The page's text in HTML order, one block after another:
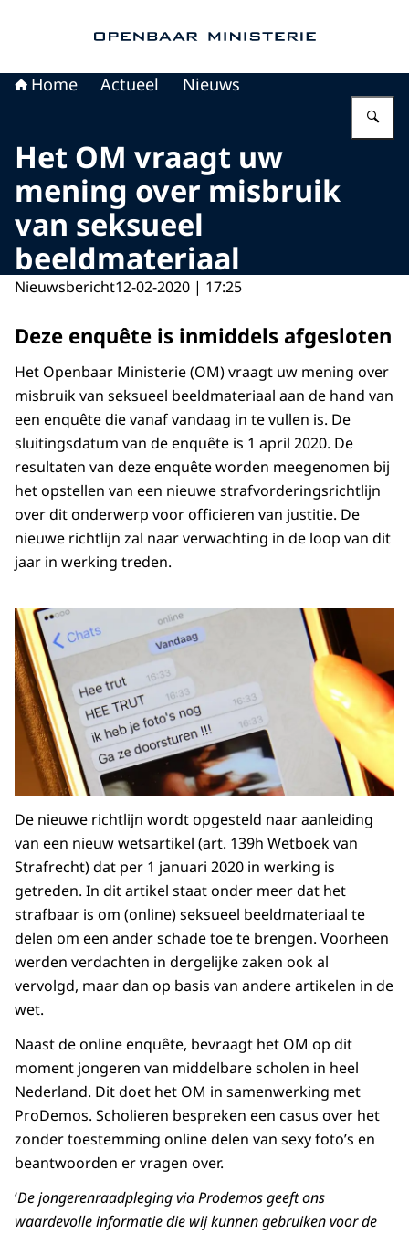
Home Actueel Nieuws
Het OM vraagt uw
mening over misbruik
van seksueel
beeldmateriaal
Nieuwsbericht12-02-2020 | 17:25
Deze enquête is inmiddels afgesloten
Het Openbaar Ministerie (OM) vraagt uw mening over
misbruik van seksueel beeldmateriaal aan de hand van
een enquête die vanafvandaag in te vullen is. De
sluitingsdatum van de enquête is 1 april 2020. De
resultaten van deze enquête worden meegenomen bij
het opstellen van een nieuwe strafvorderingsrichtlijn
over dit onderwerp voor officieren van justitie. De
nieuwe richtlijn zal naar verwachting in de loop van dit
jaar in werking treden.
De nieuwe richtlijn wordt opgesteld naar aanleiding
van een nieuw wetsartikel (art. 139h Wetboek van
Strafrecht) dat per 1 januari 2020 in werking is
getreden. In dit artikel staat onder meer dat het
strafbaar is om (online) seksueel beeldmateriaal te
delen om een ander schade toe te brengen. Voorheen
werden verdachten in dergelijke zaken ook al
vervolgd, maar dan op basis van andere artikelen in de
wet.
Naast de online enquête, bevraagt het OM op dit
moment jongeren van middelbare scholen in heel
Nederland. Dit doet het OM in samenwerking met
ProDemos. Scholieren bespreken een casus over het
zonder toestemming online delen van sexy foto’s en
beantwoorden er vragen over.
‘De jongerenraadpleging via Prodemos geeft ons
waardevolle informatie die wij kunnen gebruiken voor de